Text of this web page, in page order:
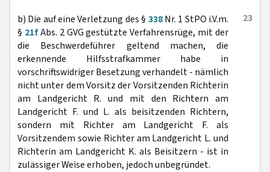
23
b) Die auf eine Verletzung des § 338Nr. 1 StPO i.V.m.
§ 21fAbs. 2 GVG gestützte Verfahrensrüge, mit der
die Beschwerdeführer geltend machen, die
erkennende Hilfsstrafkammer habe in
vorschriftswidriger Besetzung verhandelt - nämlich
nicht unter dem Vorsitz der Vorsitzenden Richterin
am Landgericht R. und mit den Richtern am
Landgericht F. und L. als beisitzenden Richtern,
sondern mit Richter am Landgericht F. als
Vorsitzendem sowie Richter am Landgericht L. und
Richterin am Landgericht K. als Beisitzern - ist in
zulässiger Weise erhoben, jedoch unbegründet.